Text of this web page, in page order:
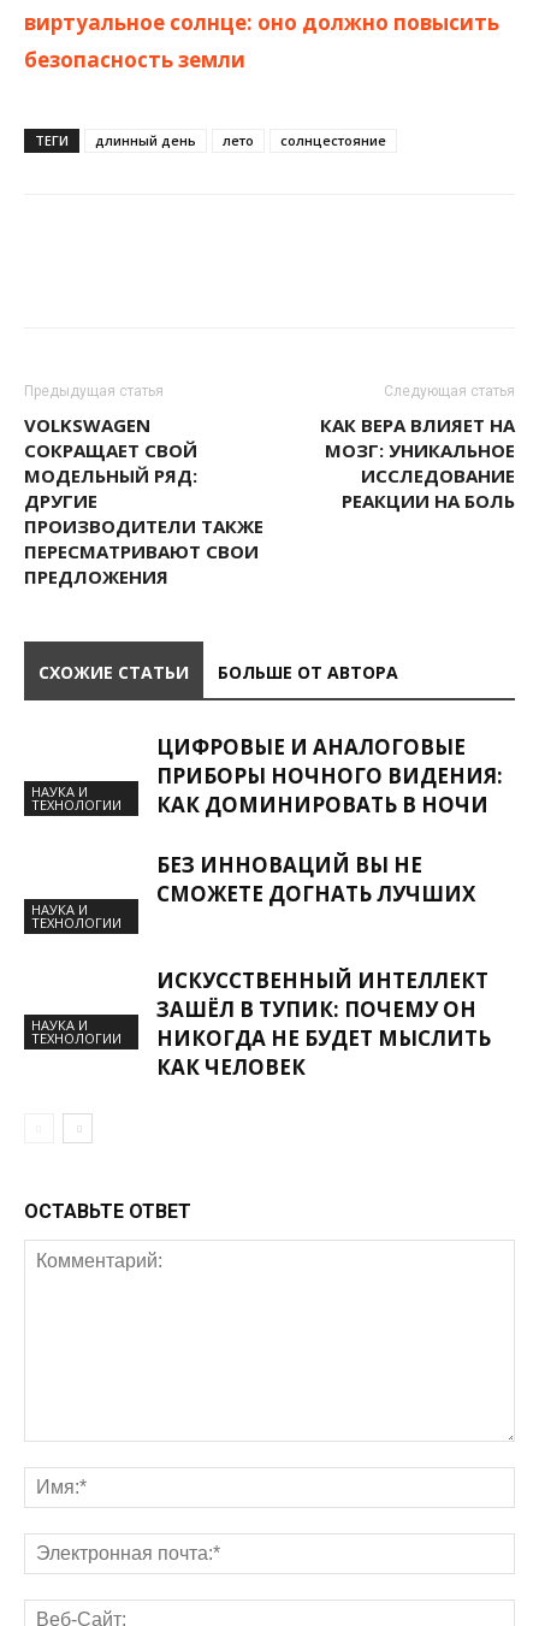
виртуальное солнце: оно должно повысить
безопасность земли
ТЕГИ длинный день лето солнцестояние
Предыдущая статья
VOLKSWAGEN
СОКРАЩАЕТ СВОЙ
МОДЕЛЬНЫЙ РЯД:
ДРУГИЕ
ПРОИЗВОДИТЕЛИ ТАКЖЕ
ПЕРЕСМАТРИВАЮТ СВОИ
ПРЕДЛОЖЕНИЯ
Следующая статья
КАК ВЕРА ВЛИЯЕТ НА
МОЗГ: УНИКАЛЬНОЕ
ИССЛЕДОВАНИЕ
РЕАКЦИИ НА БОЛЬ
СХОЖИЕ СТАТЬИ БОЛЬШЕ ОТ АВТОРА
НАУКА И
ТЕХНОЛОГИИ
ЦИФРОВЫЕ И АНАЛОГОВЫЕ
ПРИБОРЫ НОЧНОГО ВИДЕНИЯ:
КАК ДОМИНИРОВАТЬ В НОЧИ
НАУКА И
ТЕХНОЛОГИИ
БЕЗ ИННОВАЦИЙ ВЫ НЕ
СМОЖЕТЕ ДОГНАТЬ ЛУЧШИХ
НАУКА И
ТЕХНОЛОГИИ
ИСКУССТВЕННЫЙ ИНТЕЛЛЕКТ
ЗАШЁЛ В ТУПИК: ПОЧЕМУ ОН
НИКОГДА НЕ БУДЕТ МЫСЛИТЬ
КАК ЧЕЛОВЕК
ОСТАВЬТЕ ОТВЕТ